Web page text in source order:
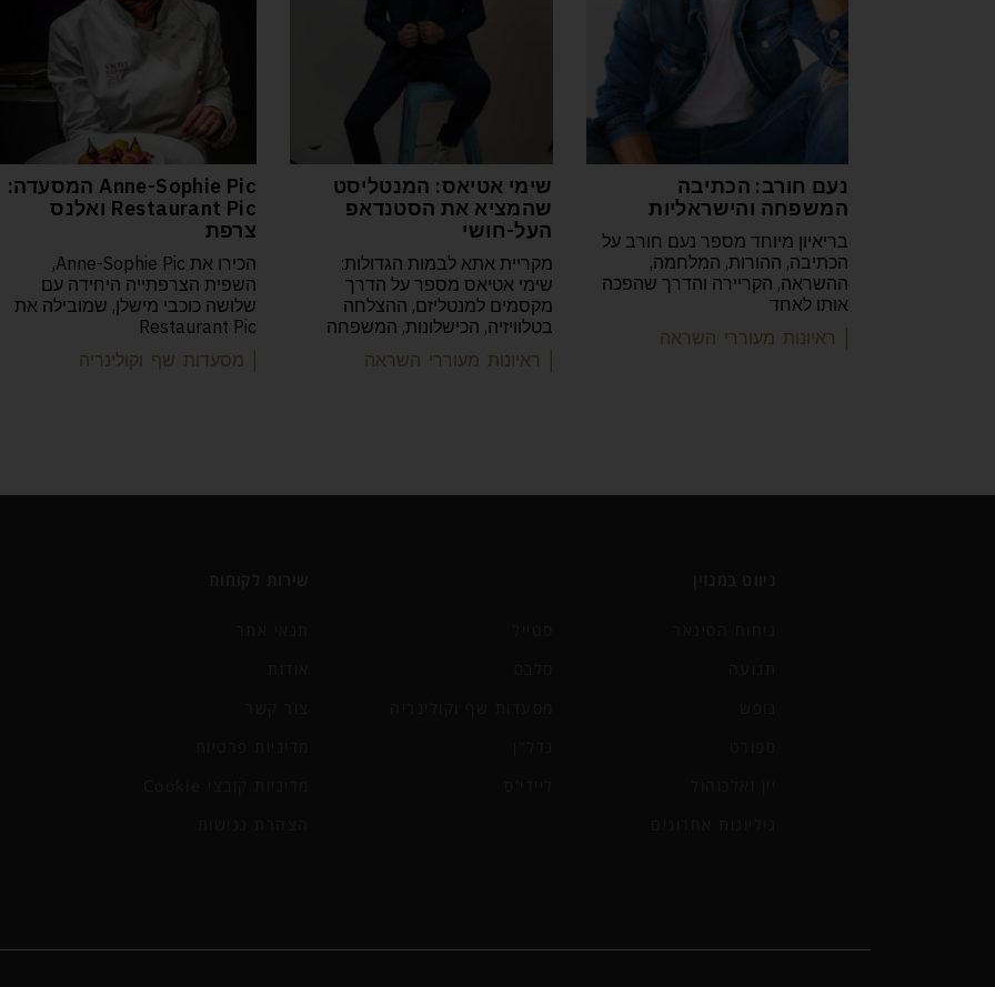
נעם חורב: הכתיבה
המשפחה והישראליות
בריאיון מיוחד מספר נעם חורב על
הכתיבה, ההורות, המלחמה,
ההשראה, הקריירה והדרך שהפכה
אותו לאחד
| ראיונות מעוררי השראה
שימי אטיאס: המנטליסט
שהמציא את הסטנדאפ
העל-חושי
מקריית אתא לבמות הגדולות:
שימי אטיאס מספר על הדרך
מקסמים למנטליזם, ההצלחה
בטלוויזיה, הכישלונות, המשפחה
| ראיונות מעוררי השראה
Anne-Sophie Pic המסעדה:
Restaurant Pic ואלנס
צרפת
הכירו את Anne-Sophie Pic,
השפית הצרפתייה היחידה עם
שלושה כוכבי מישלן, שמובילה את
Restaurant Pic
| מסעדות שף וקולינריה